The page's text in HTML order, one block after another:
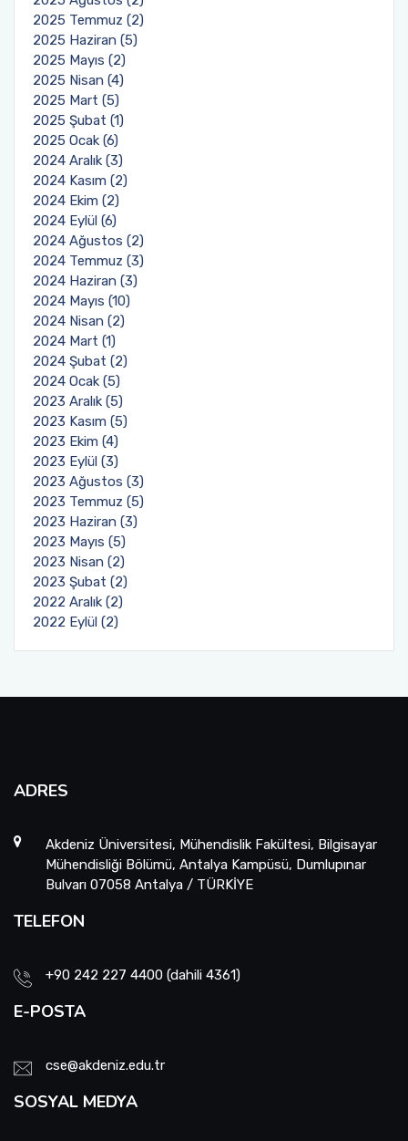
2025 Temmuz (2)
2025 Haziran (5)
2025 Mayıs (2)
2025 Nisan (4)
2025 Mart (5)
2025 Şubat (1)
2025 Ocak (6)
2024 Aralık (3)
2024 Kasım (2)
2024 Ekim (2)
2024 Eylül (6)
2024 Ağustos (2)
2024 Temmuz (3)
2024 Haziran (3)
2024 Mayıs (10)
2024 Nisan (2)
2024 Mart (1)
2024 Şubat (2)
2024 Ocak (5)
2023 Aralık (5)
2023 Kasım (5)
2023 Ekim (4)
2023 Eylül (3)
2023 Ağustos (3)
2023 Temmuz (5)
2023 Haziran (3)
2023 Mayıs (5)
2023 Nisan (2)
2023 Şubat (2)
2022 Aralık (2)
2022 Eylül (2)
ADRES
Akdeniz Üniversitesi, Mühendislik Fakültesi, Bilgisayar
Mühendisliği Bölümü, Antalya Kampüsü, Dumlupınar
Bulvarı 07058 Antalya / TÜRKİYE
TELEFON
+90 242 227 4400 (dahili 4361)
E-POSTA
cse@akdeniz.edu.tr
SOSYAL MEDYA